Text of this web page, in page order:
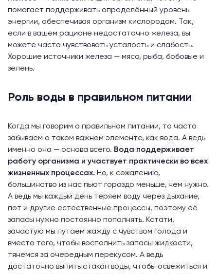
помогает поддерживать определённый уровень
энергии, обеспечивая организм кислородом. Так,
если в вашем рационе недостаточно железа, вы
можете часто чувствовать усталость и слабость.
Хорошие источники железа — мясо, рыба, бобовые и
зелень.
Роль воды в правильном питании
Когда мы говорим о правильном питании, то часто
забываем о таком важном элементе, как вода. А ведь
именно она — основа всего. Вода поддерживает
работу организма и участвует практически во всех
жизненных процессах. Но, к сожалению,
большинство из нас пьют гораздо меньше, чем нужно.
А ведь мы каждый день теряем воду через дыхание,
пот и другие естественные процессы, поэтому её
запасы нужно постоянно пополнять. Кстати,
зачастую мы путаем жажду с чувством голода и
вместо того, чтобы восполнить запасы жидкости,
тянемся за очередным перекусом. А ведь
достаточно выпить стакан воды, чтобы освежиться и